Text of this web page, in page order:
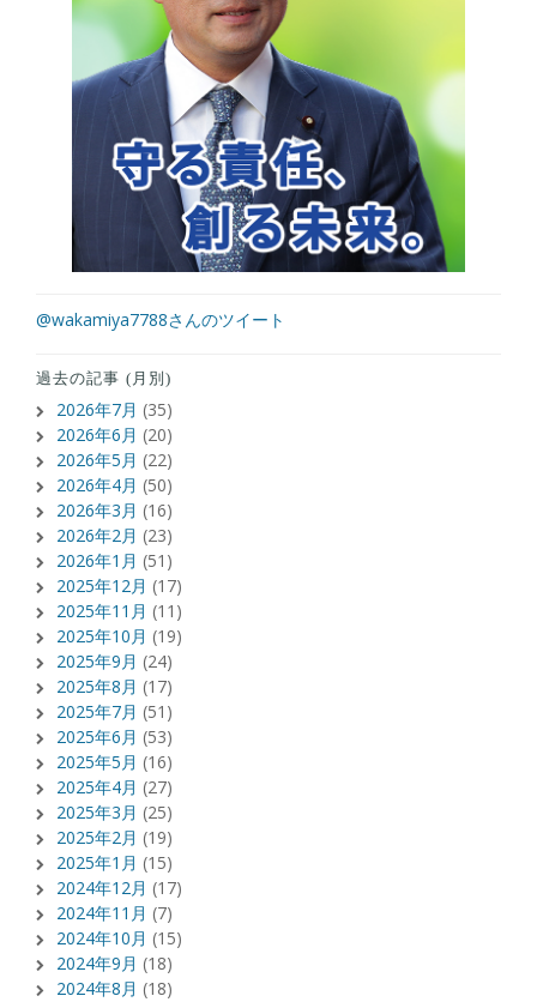
@wakamiya7788さんのツイート
過去の記事 (月別)
2026年7月 (35)
2026年6月 (20)
2026年5月 (22)
2026年4月 (50)
2026年3月 (16)
2026年2月 (23)
2026年1月 (51)
2025年12月 (17)
2025年11月 (11)
2025年10月 (19)
2025年9月 (24)
2025年8月 (17)
2025年7月 (51)
2025年6月 (53)
2025年5月 (16)
2025年4月 (27)
2025年3月 (25)
2025年2月 (19)
2025年1月 (15)
2024年12月 (17)
2024年11月 (7)
2024年10月 (15)
2024年9月 (18)
2024年8月 (18)